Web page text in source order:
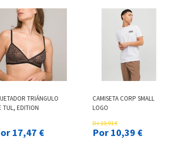
TRIÁNGULO
TUL, EDITION
Por 17,47 €
CAMISETA CORP SMALL
LOGO
De 10,91 €
Por 10,39 €